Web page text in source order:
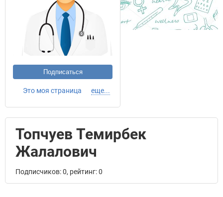
Подписаться
Это моя страница еще...
Топчуев Темирбек
Жалалович
Подписчиков: 0, рейтинг: 0